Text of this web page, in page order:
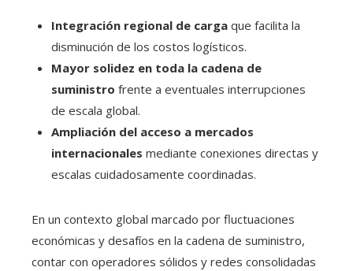
Integración regional de carga que facilita la
disminución de los costos logísticos.
Mayor solidez en toda la cadena de
suministro frente a eventuales interrupciones
de escala global.
Ampliación del acceso a mercados
internacionales mediante conexiones directas y
escalas cuidadosamente coordinadas.
En un contexto global marcado por fluctuaciones
económicas y desafíos en la cadena de suministro,
contar con operadores sólidos y redes consolidadas